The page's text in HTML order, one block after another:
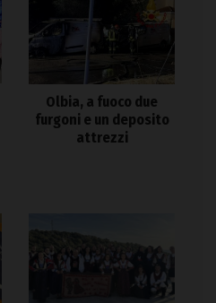
Olbia, a fuoco due
furgoni e un deposito
attrezzi